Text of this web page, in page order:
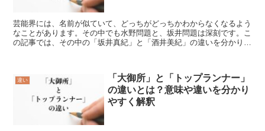
芸能界には、名前が似ていて、どっちがどっちかわからなくなるよう
なことがあります。その中でも水野問題と、坂井問題は深刻です。こ
の記事では、その中の「坂井真紀」と「酒井美紀」の違いを分かりや
違い
「大御所」と「トップランナー」
の違いとは？意味や違いを分かり
やすく解釈